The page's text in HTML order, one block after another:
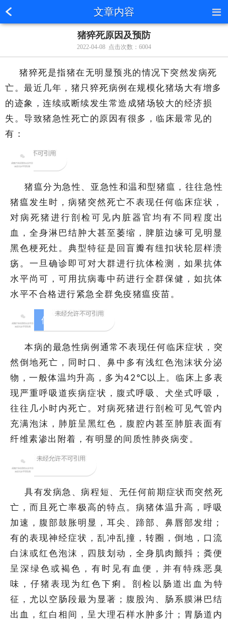
文章内容
猪猝死原因及预防
2022-04-08 点击次数：6004
猪猝死是指猪在无明显预兆的情况下突然发病死
亡。最近几年，猪只猝死病例在规模化猪场大有增多
的迹象，连续或断续发生常造成猪场较大的经济损
失。导致猪急性死亡的原因有很多，临床最常见的
有：
1
猪瘟分为急性、亚急性和温和型猪瘟，往往急性
猪瘟发生时，病猪突然死亡不表现任何临床症状，
对病死猪进行剖检可见内脏器官均有不同程度出
血，全身淋巴结肿大甚至萎缩，脾脏边缘可见明显
黑色梗死灶。典型特征是回盲瓣有纽扣状轮层样溃
疡。一旦确诊即可对大群进行抗体检测，如果抗体
水平尚可，可用抗病毒中药进行全群保健，如抗体
水平不合格进行紧急全群免疫猪瘟疫苗。
2 传染性胸膜肺炎
本病的最急性病例通常不表现任何临床症状，突
然倒地死亡，同时口、鼻中多有浅红色泡沫状分泌
物，一般体温均升高，多为42℃以上。临床上多表
现严重呼吸道疾病症状，腹式呼吸、犬坐式呼吸，
往往几小时内死亡。对病死猪进行剖检可见气管内
充满泡沫，肺脏呈黑红色，腹腔内甚至肺脏表面有
纤维素渗出附着，有明显的间质性肺炎病变。
3
具有发病急、病程短、无任何前期症状而突然死
亡，而且死亡率极高的特点。病猪体温升高，呼吸
加速，腹部鼓胀明显，耳尖、蹄部、鼻唇部发绀；
有的表现神经症状，乱冲乱撞，转圈，倒地，口流
白沫或红色泡沫，四肢划动，全身肌肉颤抖；粪便
呈深绿色或褐色，有时见有血便，并有特殊恶臭
味，仔猪表现为红色下痢。剖检以肠道出血为特
征，尤以空肠段最为显著；腹股沟、肠系膜淋巴结
出血，红白相间，呈大理石样水肿多汁；胃肠道内